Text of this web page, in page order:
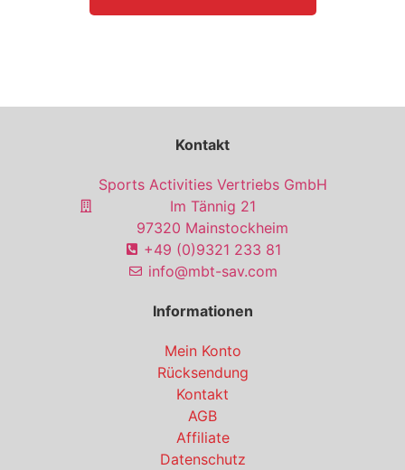
Kontakt
Sports Activities Vertriebs GmbH
Im Tännig 21
97320 Mainstockheim
+49 (0)9321 233 81
info@mbt-sav.com
Informationen
Mein Konto
Rücksendung
Kontakt
AGB
Affiliate
Datenschutz